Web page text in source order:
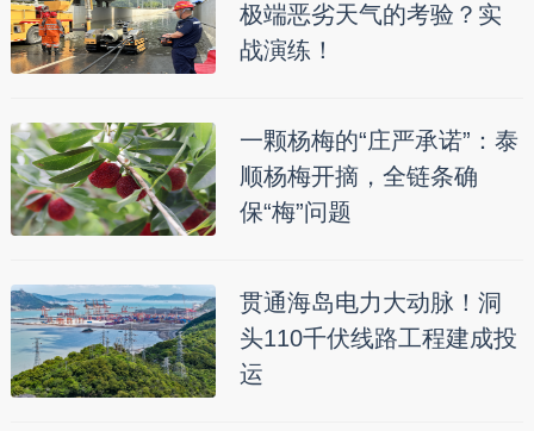
极端恶劣天气的考验？实
战演练！
一颗杨梅的“庄严承诺”：泰
顺杨梅开摘，全链条确
保“梅”问题
贯通海岛电力大动脉！洞
头110千伏线路工程建成投
运